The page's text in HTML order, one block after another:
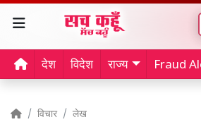
देश विदेश राज्य Fraud
विचार लेख